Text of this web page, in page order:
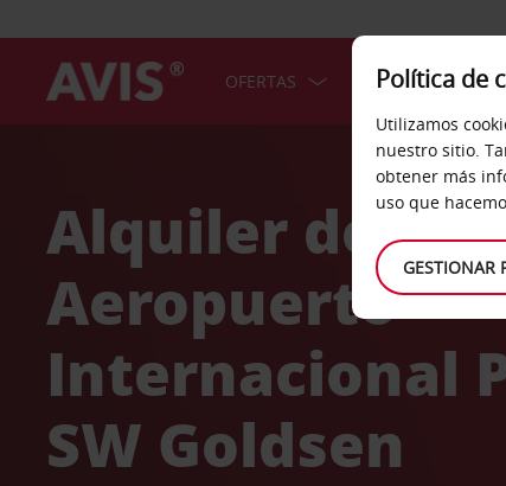
OFERTAS COCHES
Alquiler de
Aeropuerto
Internacional
SW Goldsen
Política de
Utilizamos
nuestro sitio.
obtener más
uso que
GESTIONAR